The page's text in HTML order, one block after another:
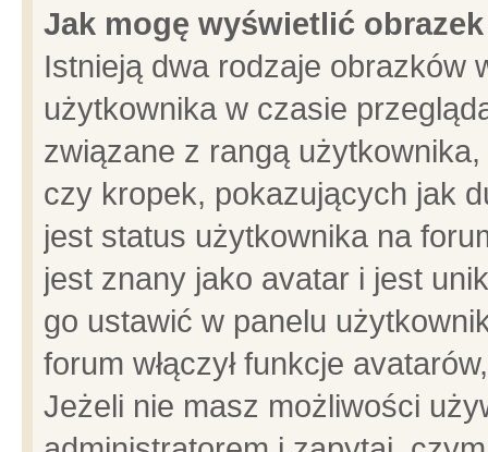
Jak mogę wyświetlić
Istnieją dwa rodzaje obrazków
użytkownika w czasie
związane z rangą
czy kropek, pokazujących jak
jest status użytkownika na
jest znany jako avatar i jest
go ustawić w panelu
forum włączył funkcje
Jeżeli nie masz możliwości